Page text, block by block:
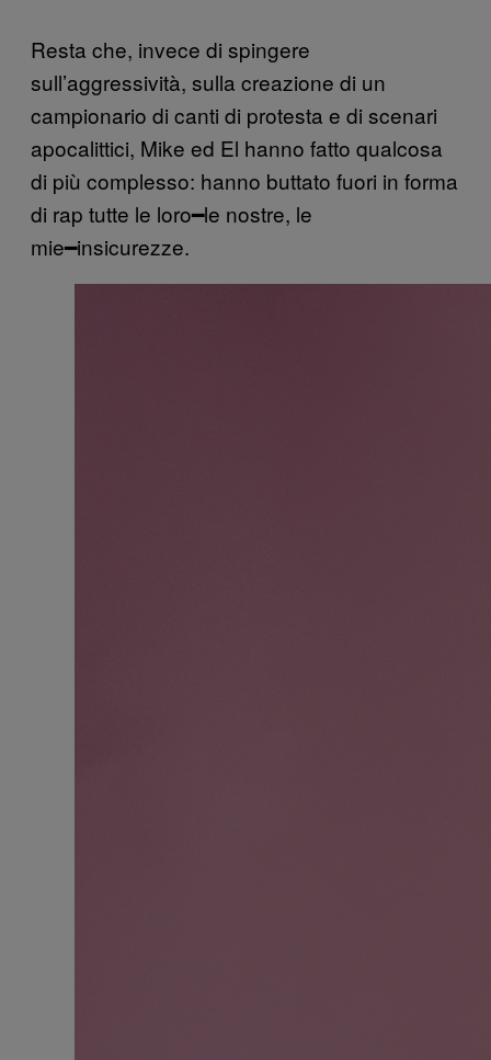
Resta che, invece di spingere
sull’aggressività, sulla creazione di un
campionario di canti di protesta e di scenari
apocalittici, Mike ed El hanno fatto qualcosa
di più complesso: hanno buttato fuori in forma
di rap tutte le loro━le nostre, le
mie━insicurezze.